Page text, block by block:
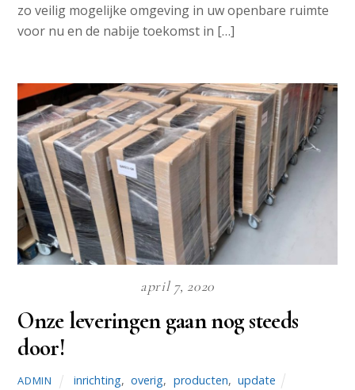
zo veilig mogelijke omgeving in uw openbare ruimte
voor nu en de nabije toekomst in […]
april 7, 2020
Onze leveringen gaan nog steeds
door!
ADMIN inrichting, overig, producten, update